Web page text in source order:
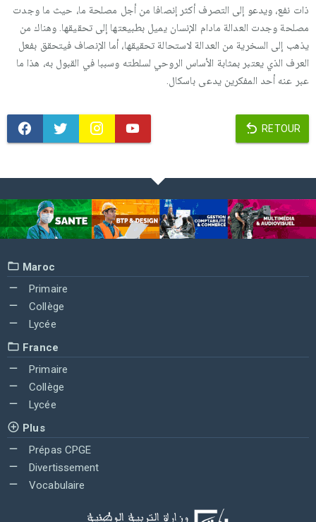
ذات نفع، ویدعو إلى التصرف أكثر إنصافا من أجل مصلحة ما، حیث ما وجدت
مصلحة وجدت العدالة مادام الإنسان یمیل بطبیعتها إلى تحقیقها. وهناك من
یذهب إلى السخریة من العدالة لاستحالة تحقیقها، أما الإنصاف فیتحقق بفعل
العرف الذي یعتبر بمثابة الأساس الروحي لسلطته وسببا في القبول به، هذا ما
عبر عنه أحد المفكرین یدعى باسكال.
RETOUR
Maroc
Primaire
Collège
Lycée
France
Primaire
Collège
Lycée
Plus
Prépas CPGE
Divertissement
Vocabulaire